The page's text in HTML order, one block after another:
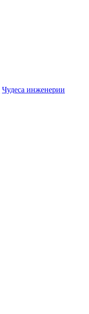
Чудеса инженерии